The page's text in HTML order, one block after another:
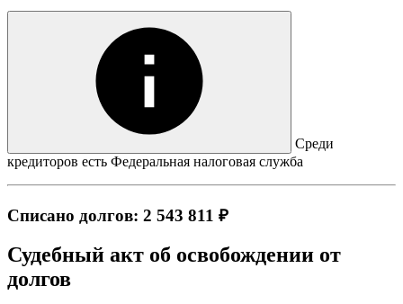
Среди
кредиторов есть Федеральная налоговая служба
Списано долгов: 2 543 811 ₽
Судебный акт об освобождении от
долгов